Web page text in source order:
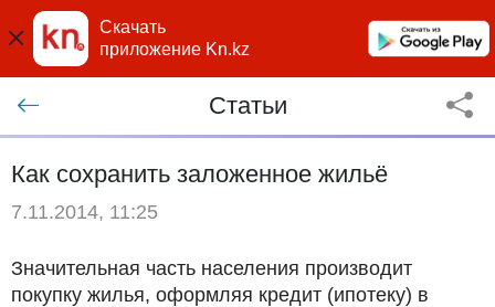
Скачать
приложение Kn.kz
Статьи
Как сохранить заложенное жильё
7.11.2014, 11:25
Значительная часть населения производит
покупку жилья, оформляя кредит (ипотеку) в